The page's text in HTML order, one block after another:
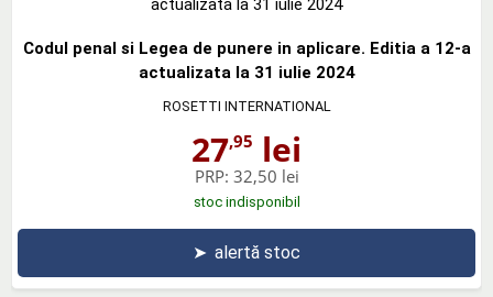
Codul penal si Legea de punere in aplicare. Editia a 12-a
actualizata la 31 iulie 2024
ROSETTI INTERNATIONAL
27,95 lei
PRP: 32,50 lei
stoc indisponibil
➤ alertă stoc